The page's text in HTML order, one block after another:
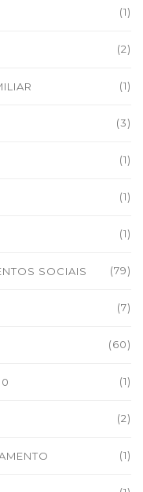
(1)
(2)
(1)
(3)
(1)
(1)
(1)
SOCIAIS (79)
(7)
(60)
(1)
(2)
(1)